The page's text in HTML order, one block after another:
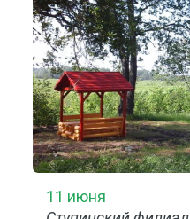
11 июня